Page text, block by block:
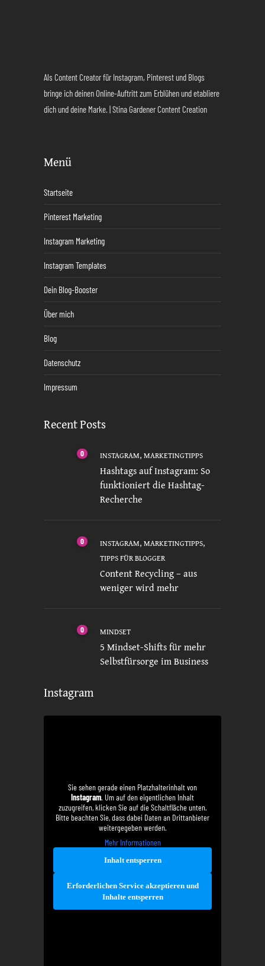
Als Content Creator für Instagram, Pinterest und Blogs
bringe ich deinen Online-Auftritt zum Erblühen und etabliere
dich und deine Marke. | Stina Gardener Content Creation
Menü
Startseite
Pinterest Marketing
Instagram Marketing
Instagram Templates
Dein Blog-Booster
Über mich
Blog
Datenschutz
Impressum
Recent Posts
0 INSTAGRAM, MARKETINGTIPPS
Hashtags auf Instagram: So
funktioniert die Hashtag-
Recherche
0 INSTAGRAM, MARKETINGTIPPS,
TIPPS FÜR BLOGGER
Content Recycling – aus
weniger wird mehr
0 MINDSET
5 Mindset-Shifts für mehr
Selbstfürsorge im Business
Instagram
Sie sehen gerade einen Platzhalterinhalt von
Instagram. Um auf den eigentlichen Inhalt
zuzugreifen, klicken Sie auf die Schaltfläche unten.
Bitte beachten Sie, dass dabei Daten an Drittanbieter
weitergegeben werden.
Mehr Informationen
Inhalt entsperren
Erforderlichen Service akzeptieren und
Inhalte entsperren